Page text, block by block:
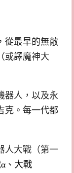
從最早的無敵
或譯魔神大
器人，以及永
克。每一代都
人大戰（第一
α、大戰